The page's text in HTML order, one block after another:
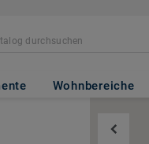
Wohnbereiche